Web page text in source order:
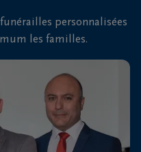
personnalisées
les familles.